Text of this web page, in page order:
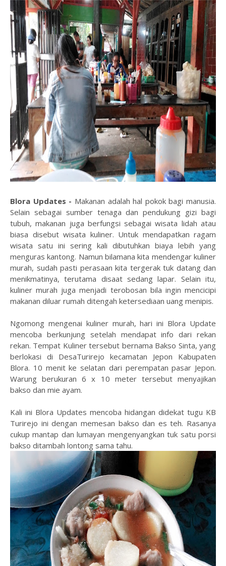
Blora Updates - Makanan adalah hal pokok bagi manusia.
Selain sebagai sumber tenaga dan pendukung gizi bagi
tubuh, makanan juga berfungsi sebagai wisata lidah atau
biasa disebut wisata kuliner. Untuk mendapatkan ragam
wisata satu ini sering kali dibutuhkan biaya lebih yang
menguras kantong. Namun bilamana kita mendengar kuliner
murah, sudah pasti perasaan kita tergerak tuk datang dan
menikmatinya, terutama disaat sedang lapar. Selain itu,
kuliner murah juga menjadi terobosan bila ingin mencicipi
makanan diluar rumah ditengah ketersediaan uang menipis.
Ngomong mengenai kuliner murah, hari ini Blora Update
mencoba berkunjung setelah mendapat info dari rekan
rekan. Tempat Kuliner tersebut bernama Bakso Sinta, yang
berlokasi di DesaTurirejo kecamatan Jepon Kabupaten
Blora. 10 menit ke selatan dari perempatan pasar Jepon.
Warung berukuran 6 x 10 meter tersebut menyajikan
bakso dan mie ayam.
Kali ini Blora Updates mencoba hidangan didekat tugu KB
Turirejo ini dengan memesan bakso dan es teh. Rasanya
cukup mantap dan lumayan mengenyangkan tuk satu porsi
bakso ditambah lontong sama tahu.